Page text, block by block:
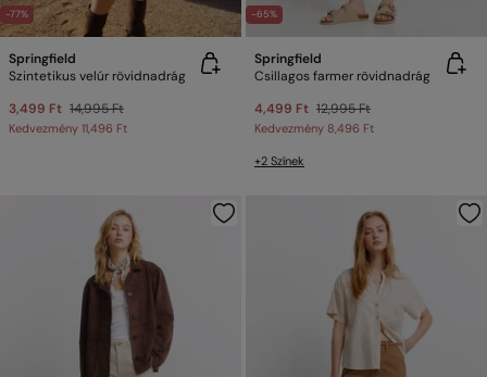
-77%
Springfield
Szintetikus velúr rövidnadrág
3,499 Ft 14,995 Ft
Kedvezmény 11,496 Ft
-65%
Springfield
Csillagos farmer rövidnadrág
4,499 Ft 12,995 Ft
Kedvezmény 8,496 Ft
+2 Színek